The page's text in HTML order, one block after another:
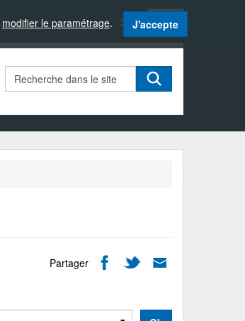
modifier le paramétrage. J'accepte
Langue
active
:
Français
Rechercher
Partager